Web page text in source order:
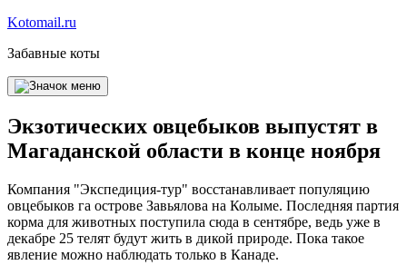
Перейти
содержимому
Kotomail.ru
Забавные коты
Экзотических овцебыков выпустят в
Магаданской области в конце ноября
Компания "Экспедиция-тур" восстанавливает популяцию
овцебыков га острове Завьялова на Колыме. Последняя партия
корма для животных поступила сюда в сентябре, ведь уже в
декабре 25 телят будут жить в дикой природе. Пока такое
явление можно наблюдать только в Канаде.